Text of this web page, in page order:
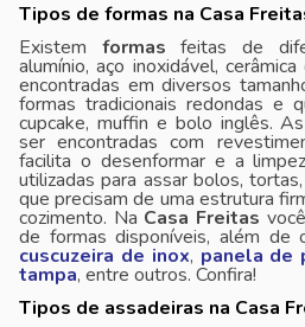
Tipos de formas na Casa
Existem formas feitas de
alumínio, aço inoxidável,
encontradas em diversos
formas tradicionais redondas e
cupcake, muffin e bolo inglês.
ser encontradas com
facilita o desenformar e a
utilizadas para assar bolos,
que precisam de uma estrutura
cozimento. Na Casa Freitas
de formas disponíveis, além de
cuscuzeira de inox, panela de
tampa, entre outros. Confira!
Tipos de assadeiras na Casa